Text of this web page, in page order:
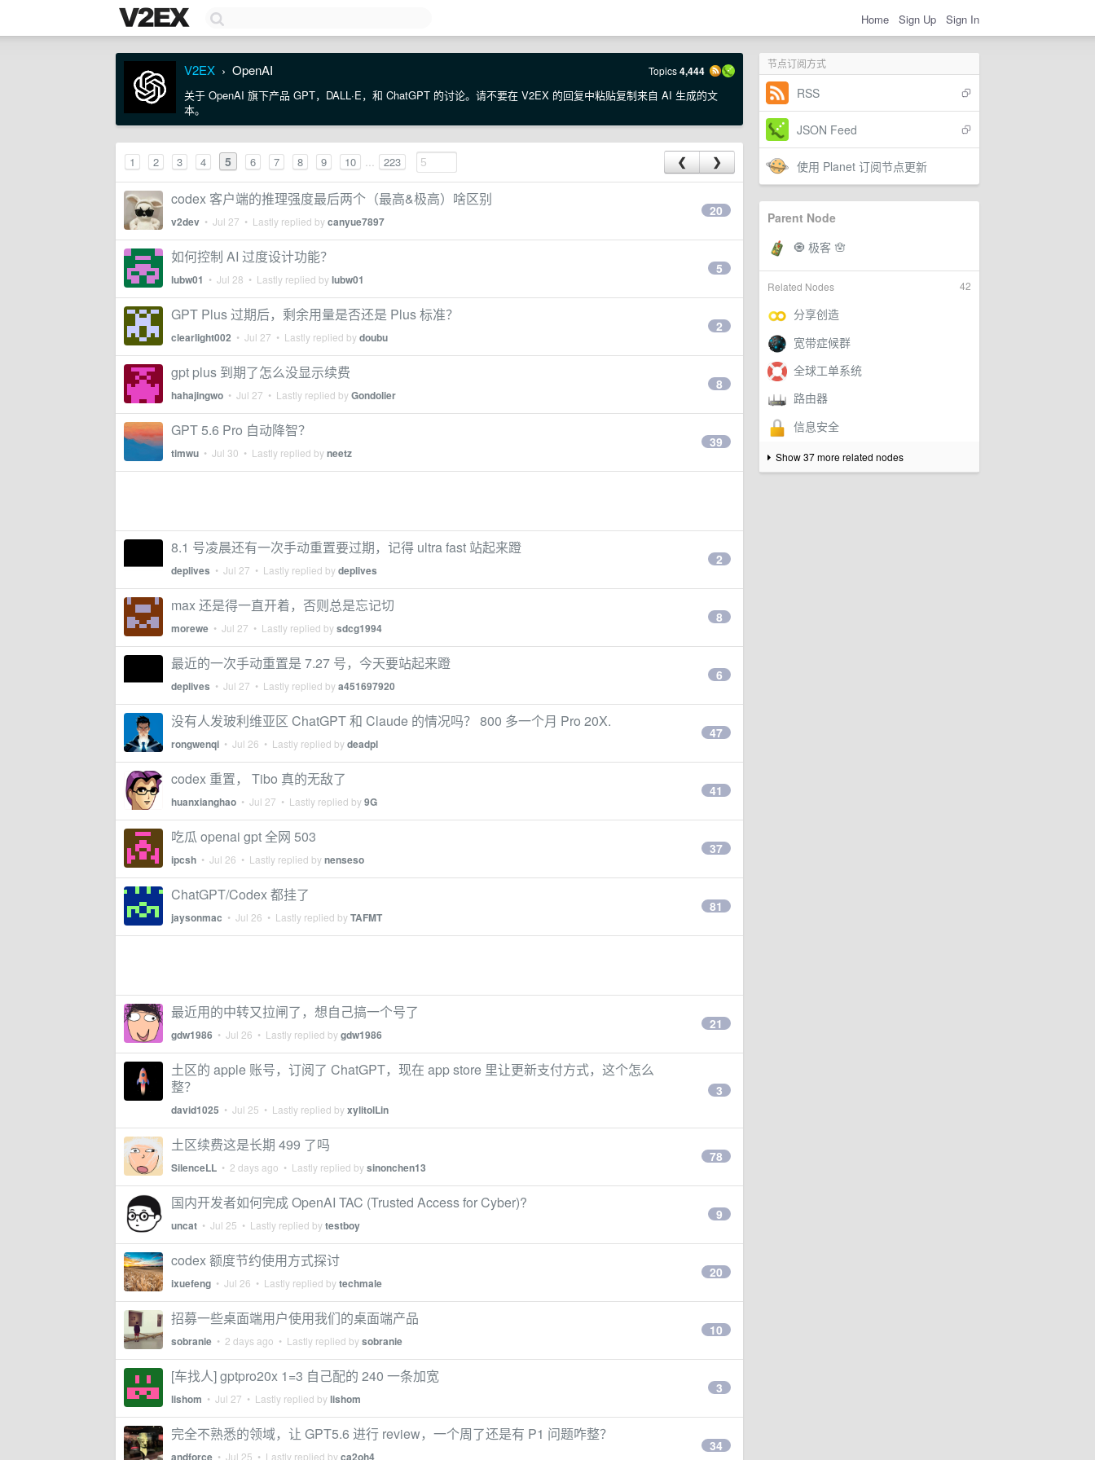
Home Sign Up Sign In
节点订阅方式
RSS
JSON Feed
使用 Planet 订阅节点更新
Parent Node
42
Related Nodes
Show 37 more related nodes
V2EX › OpenAI Topics4,444
关于 OpenAI 旗下产品 GPT，DALL·E，和 ChatGPT 的讨论。请不要在 V2EX 的回复中粘贴复制来自 AI 生成的文
本。
1 2 3 4 5 6 7 8 9 10 ... 223 ❮ ❯
codex 客户端的推理强度最后两个（最高&极高）啥区别
v2dev • Jul 27 • Lastly replied bycanyue7897
20
如何控制 AI 过度设计功能？
lubw01 • Jul 28 • Lastly replied bylubw01
5
GPT Plus 过期后，剩余用量是否还是 Plus 标准？
clearlight002 • Jul 27 • Lastly replied bydoubu
2
gpt plus 到期了怎么没显示续费
hahajingwo • Jul 27 • Lastly replied byGondolier
8
GPT 5.6 Pro 自动降智？
timwu • Jul 30 • Lastly replied byneetz
39
8.1 号凌晨还有一次手动重置要过期，记得 ultra fast 站起来蹬
deplives • Jul 27 • Lastly replied bydeplives
2
max 还是得一直开着，否则总是忘记切
morewe • Jul 27 • Lastly replied bysdcg1994
8
最近的一次手动重置是 7.27 号，今天要站起来蹬
deplives • Jul 27 • Lastly replied bya451697920
6
没有人发玻利维亚区 ChatGPT 和 Claude 的情况吗？ 800 多一个月 Pro 20X.
rongwenqi • Jul 26 • Lastly replied bydeadpl
47
codex 重置， Tibo 真的无敌了
huanxianghao • Jul 27 • Lastly replied by9G
41
吃瓜 openai gpt 全网 503
ipcsh • Jul 26 • Lastly replied bynenseso
37
ChatGPT/Codex 都挂了
jaysonmac • Jul 26 • Lastly replied byTAFMT
81
最近用的中转又拉闸了，想自己搞一个号了
gdw1986 • Jul 26 • Lastly replied bygdw1986
21
土区的 apple 账号，订阅了 ChatGPT，现在 app store 里让更新支付方式，这个怎么
整？
david1025 • Jul 25 • Lastly replied byxylitolLin
3
土区续费这是长期 499 了吗
SilenceLL • 2 days ago • Lastly replied bysinonchen13
78
国内开发者如何完成 OpenAI TAC (Trusted Access for Cyber)?
uncat • Jul 25 • Lastly replied bytestboy
9
codex 额度节约使用方式探讨
ixuefeng • Jul 26 • Lastly replied bytechmale
20
招募一些桌面端用户使用我们的桌面端产品
sobranie • 2 days ago • Lastly replied bysobranie
10
[车找人] gptpro20x 1=3 自己配的 240 一条加宽
lishom • Jul 27 • Lastly replied bylishom
3
完全不熟悉的领域，让 GPT5.6 进行 review，一个周了还是有 P1 问题咋整？
andforce • Jul 25 • Lastly replied byca2oh4
34